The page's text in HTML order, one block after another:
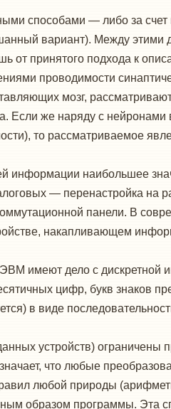
способами — либо за счет
вариант). Между этими
от принятого подхода к
проводимости
мозг,
Если же наряду с
то рассматриваемое
информации наибольшее
— перенастройка на
панели. В
накапливающем
имеют дело с дискретной
цифр, букв знаков
в виде
устройств) ограничены
что любые
любой природы
образом программы. Эта